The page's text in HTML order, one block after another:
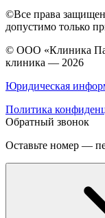
©Все права
допустимо только
© ООО «Клиника
клиника — 2026
Юридическая
Политика
Обратный звонок
Оставьте номер —